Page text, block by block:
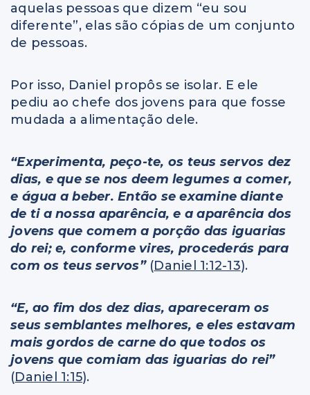
aquelas pessoas que dizem “eu sou
diferente”, elas são cópias de um conjunto
de pessoas.
Por isso, Daniel propôs se isolar. E ele
pediu ao chefe dos jovens para que fosse
mudada a alimentação dele.
“Experimenta, peço-te, os teus servos dez
dias, e que se nos deem legumes a comer,
e água a beber. Então se examine diante
de ti a nossa aparência, e a aparência dos
jovens que comem a porção das iguarias
do rei; e, conforme vires, procederás para
com os teus servos”(Daniel 1:12-13).
“E, ao fim dos dez dias, apareceram os
seus semblantes melhores, e eles estavam
mais gordos de carne do que todos os
jovens que comiam das iguarias do rei”
(Daniel 1:15).